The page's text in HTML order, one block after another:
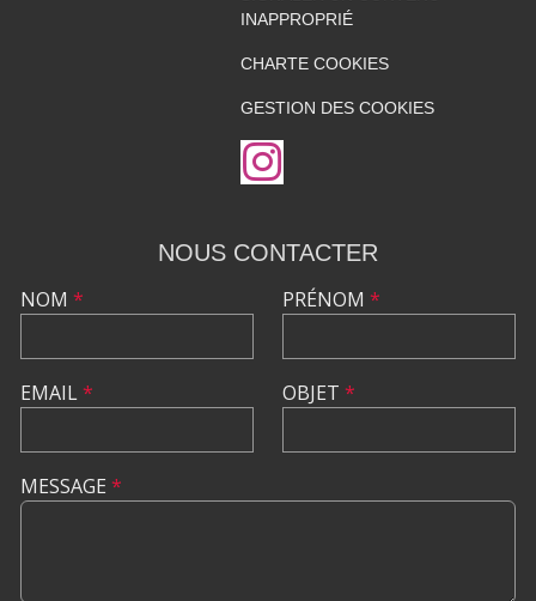
INAPPROPRIÉ
CHARTE COOKIES
GESTION DES COOKIES
NOUS CONTACTER
NOM *
EMAIL*
PRÉNOM *
OBJET *
MESSAGE *